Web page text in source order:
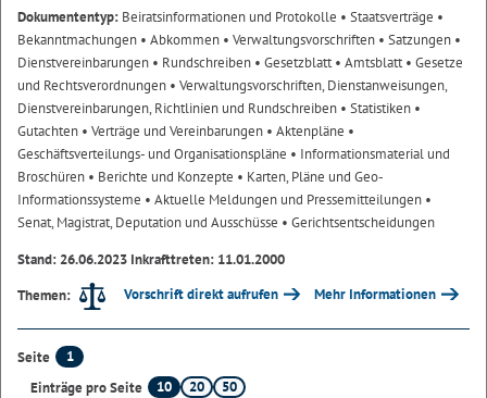
Dokumententyp: Beiratsinformationen und Protokolle • Staatsverträge •
Bekanntmachungen • Abkommen • Verwaltungsvorschriften • Satzungen •
Dienstvereinbarungen • Rundschreiben • Gesetzblatt• Amtsblatt• Gesetze
und Rechtsverordnungen • Verwaltungsvorschriften, Dienstanweisungen,
Dienstvereinbarungen, Richtlinien und Rundschreiben • Statistiken •
Gutachten • Verträge und Vereinbarungen • Aktenpläne •
Geschäftsverteilungs- und Organisationspläne • Informationsmaterial und
Broschüren • Berichte und Konzepte • Karten, Pläne und Geo-
Informationssysteme • Aktuelle Meldungen und Pressemitteilungen •
Senat, Magistrat, Deputation und Ausschüsse • Gerichtsentscheidungen
Stand: 26.06.2023 Inkrafttreten: 11.01.2000
Themen:
Vorschrift direkt aufrufen Mehr Informationen
Seite
1
Einträge pro Seite
10 20 50